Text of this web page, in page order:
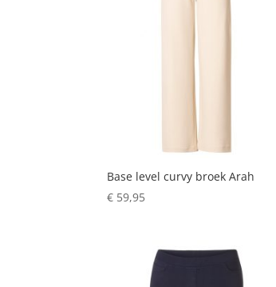
Base level curvy broek Arah
€ 59,95